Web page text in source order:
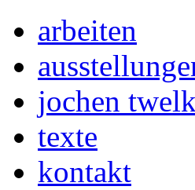
arbeiten
jochen
texte
kontakt